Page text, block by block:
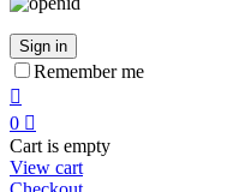
Sign in
Remember me

0 
Cart is empty
View cart